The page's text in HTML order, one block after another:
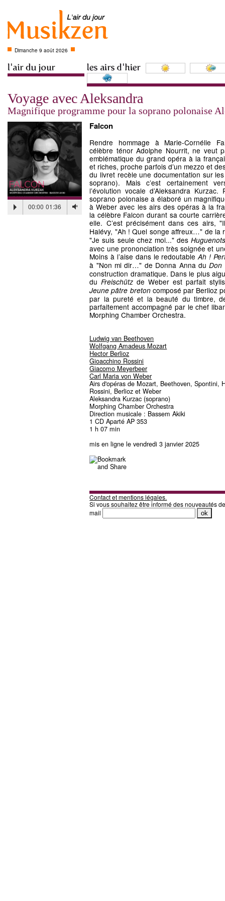
Dimanche 9 août 2026
Voyage avec Aleksandra
Magnifique programme pour la soprano polonaise
00:00 01:36
Falcon
Rendre hommage à Marie-Cornélie
célèbre ténor Adolphe Nourrit, ne veut
emblématique du grand opéra à la
et riches, proche parfois d’un mezzo et
du livret recèle une documentation sur
soprano). Mais c’est certainement
l’évolution vocale d’Aleksandra
soprano polonaise a élaboré un
à Weber avec les airs des opéras à la
la célèbre Falcon durant sa courte
elle. C’est précisément dans ces
Halévy, "Ah ! Quel songe affreux…" de la
"Je suis seule chez moi..." des Huguenots
avec une prononciation très soignée et
Moins à l’aise dans le redoutableAh !
à "Non mi dir…" de Donna Anna duDon
construction dramatique. Dans le plus
duFreischütz de Weber est parfait
Jeune pâtre bretoncomposé par Berlioz
par la pureté et la beauté du timbre,
parfaitement accompagné par le chef
Morphing Chamber Orchestra.
Ludwig van Beethoven
Wolfgang Amadeus Mozart
Hector Berlioz
Gioacchino Rossini
Giacomo Meyerbeer
Carl Maria von Weber
Airs d'opéras de Mozart, Beethoven, Spontini,
Rossini, Berlioz et Weber
Aleksandra Kurzac (soprano)
Morphing Chamber Orchestra
Direction musicale : Bassem Akiki
1 CD Aparté AP 353
1 h 07 min
mis en ligne le vendredi 3 janvier 2025
Contact et mentions légales.
Si vous souhaitez être informé des nouveautés
mail